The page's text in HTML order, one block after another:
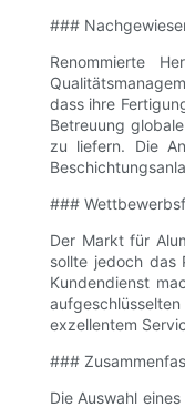
###
Renommierte
dass ihre
Betreuung
zu liefern. Die
###
Der Markt für
sollte jedoch das
Kundendienst
exzellentem
###
Die Auswahl